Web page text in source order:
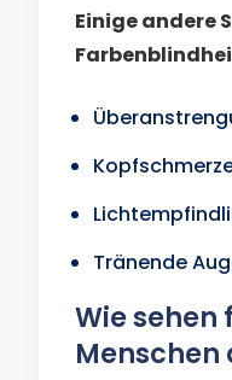
Einige andere
Tränende
Wie
Menschen